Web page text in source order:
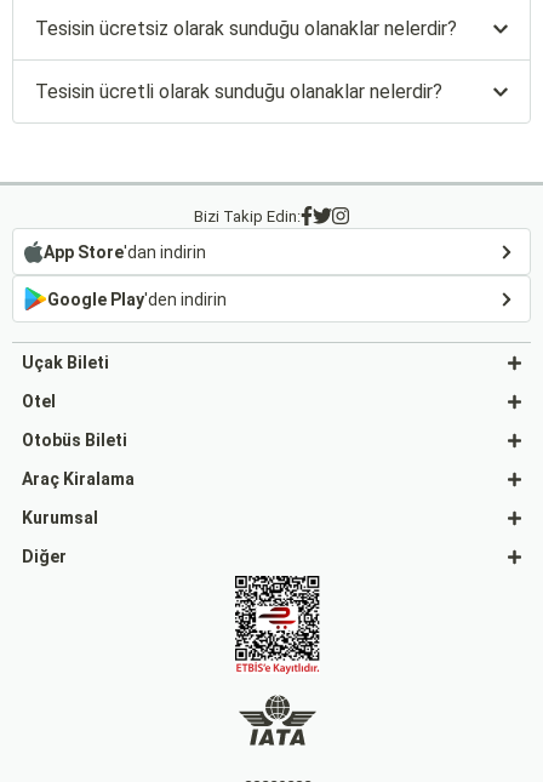
Tesisin ücretsiz olarak sunduğu olanaklar nelerdir?
Tesisin ücretli olarak sunduğu olanaklar nelerdir?
Bizi Takip Edin:
App Store'dan indirin
Google Play'den indirin
Uçak Bileti
Otel
Otobüs Bileti
Araç Kiralama
Kurumsal
Diğer